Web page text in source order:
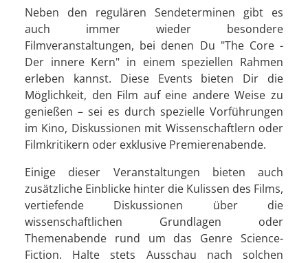
Neben den regulären Sendeterminen gibt es
auch immer wieder besondere
Filmveranstaltungen, bei denen Du "The Core -
Der innere Kern" in einem speziellen Rahmen
erleben kannst. Diese Events bieten Dir die
Möglichkeit, den Film auf eine andere Weise zu
genießen – sei es durch spezielle Vorführungen
im Kino, Diskussionen mit Wissenschaftlern oder
Filmkritikern oder exklusive Premierenabende.
Einige dieser Veranstaltungen bieten auch
zusätzliche Einblicke hinter die Kulissen des Films,
vertiefende Diskussionen über die
wissenschaftlichen Grundlagen oder
Themenabende rund um das Genre Science-
Fiction. Halte stets Ausschau nach solchen